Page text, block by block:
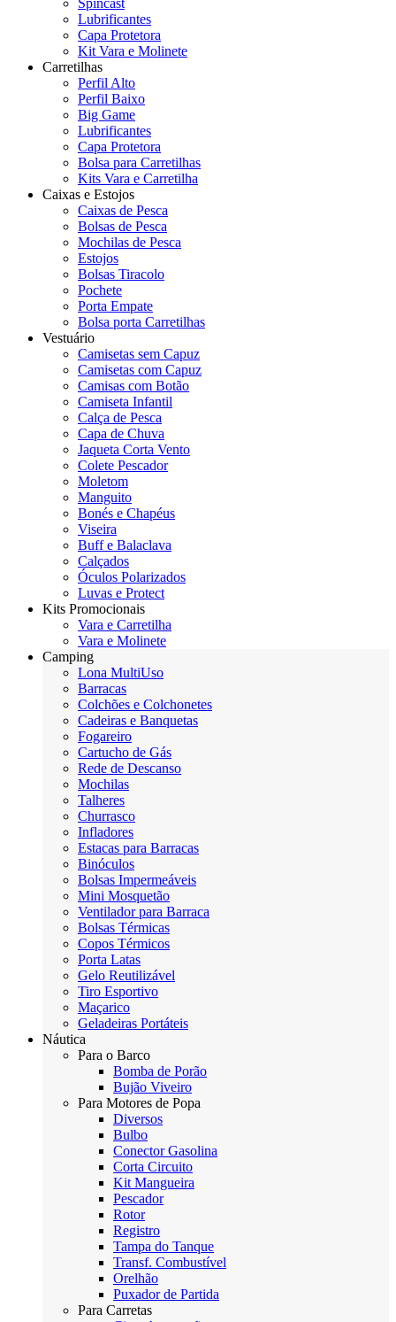
Spincast
Lubrificantes
Capa Protetora
Kit Vara e Molinete
Carretilhas
Perfil Alto
Perfil Baixo
Big Game
Lubrificantes
Capa Protetora
Bolsa para Carretilhas
Kits Vara e Carretilha
Caixas e Estojos
Caixas de Pesca
Bolsas de Pesca
Mochilas de Pesca
Estojos
Bolsas Tiracolo
Pochete
Porta Empate
Bolsa porta Carretilhas
Vestuário
Camisetas sem Capuz
Camisetas com Capuz
Camisas com Botão
Camiseta Infantil
Calça de Pesca
Capa de Chuva
Jaqueta Corta Vento
Colete Pescador
Moletom
Manguito
Bonés e Chapéus
Viseira
Buff e Balaclava
Calçados
Óculos Polarizados
Luvas e Protect
Kits Promocionais
Vara e Carretilha
Vara e Molinete
Camping
Lona MultiUso
Barracas
Colchões e Colchonetes
Cadeiras e Banquetas
Fogareiro
Cartucho de Gás
Rede de Descanso
Mochilas
Talheres
Churrasco
Infladores
Estacas para Barracas
Binóculos
Bolsas Impermeáveis
Mini Mosquetão
Ventilador para Barraca
Bolsas Térmicas
Copos Térmicos
Porta Latas
Gelo Reutilizável
Tiro Esportivo
Maçarico
Geladeiras Portáteis
Náutica
Para o Barco
Bomba de Porão
Bujão Viveiro
Para Motores de Popa
Diversos
Bulbo
Conector Gasolina
Corta Circuito
Kit Mangueira
Pescador
Rotor
Registro
Tampa do Tanque
Transf. Combustível
Orelhão
Puxador de Partida
Para Carretas